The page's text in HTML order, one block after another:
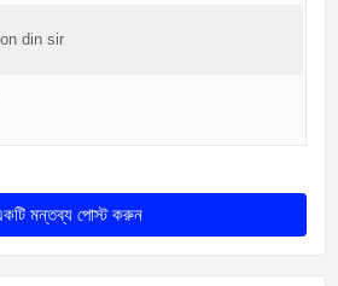
din sir
মন্তব্য পোস্ট করুন